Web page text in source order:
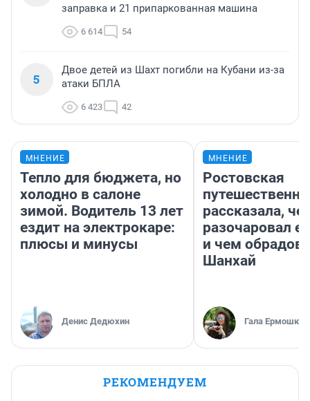
заправка и 21 припаркованная машина
6 614 54
5
Двое детей из Шахт погибли на Кубани из-за
атаки БПЛА
6 423 42
МНЕНИЕ
Тепло для бюджета, но
холодно в салоне
зимой. Водитель 13 лет
ездит на электрокаре:
плюсы и минусы
Денис Дедюхин
МНЕНИЕ
Ростовская
рассказала,
разочаровал
и чем
Шанхай
Гала
РЕКОМЕНДУЕМ